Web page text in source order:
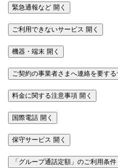
緊急通報など 開く
ご利用できないサービス 開く
機器・端末 開く
ご契約の事業者さまへ連絡を要する
料金に関する注意事項 開く
国際電話 開く
保守サービス 開く
「グループ通話定額」のご利用条件